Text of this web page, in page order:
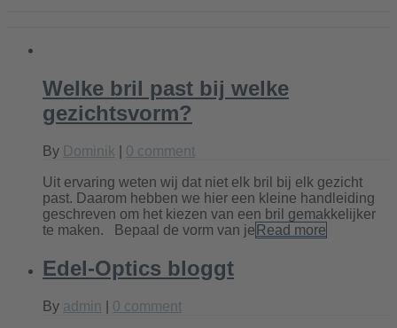
Welke bril past bij welke
gezichtsvorm?
By Dominik 0 comment
Uit ervaring weten wij dat niet elk bril bij elk gezicht
past. Daarom hebben we hier een kleine handleiding
geschreven om het kiezen van een bril gemakkelijker
te maken. Bepaal de vorm van je Read more
Edel-Optics bloggt
By admin 0 comment